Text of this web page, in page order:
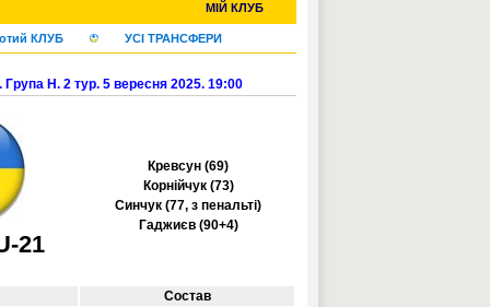
МІЙ КЛУБ
КЛУБ УСІ ТРАНСФЕРИ
H. 2 тур. 5 вересня 2025. 19:00
21
Кревсун (69)
Корнійчук (73)
Синчук (77, з пенальті)
Гаджиєв (90+4)
Состав